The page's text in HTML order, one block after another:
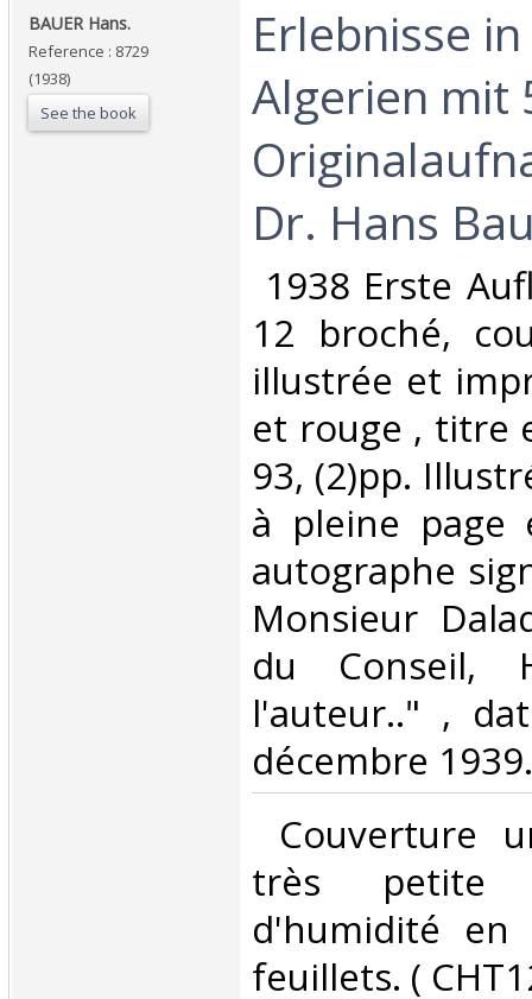
‎BAUER Hans.‎
Reference : 8729
(1938)
See the book
‎Erlebnisse
Algerien mit
Dr. Hans
1938 Erste
12 broché,
illustrée et
et rouge , titre
93, (2)pp.
à pleine page
autographe
Monsieur
du Conseil,
l'auteur.." ,
décembre 1939.‎
Couverture
très petite
d'humidité
feuillets. (